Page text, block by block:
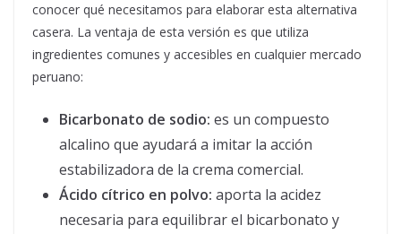
conocer qué necesitamos para elaborar esta alternativa
casera. La ventaja de esta versión es que utiliza
ingredientes comunes y accesibles en cualquier mercado
peruano:
Bicarbonato de sodio: es un compuesto
alcalino que ayudará a imitar la acción
estabilizadora de la crema comercial.
Ácido cítrico en polvo: aporta la acidez
necesaria para equilibrar el bicarbonato y